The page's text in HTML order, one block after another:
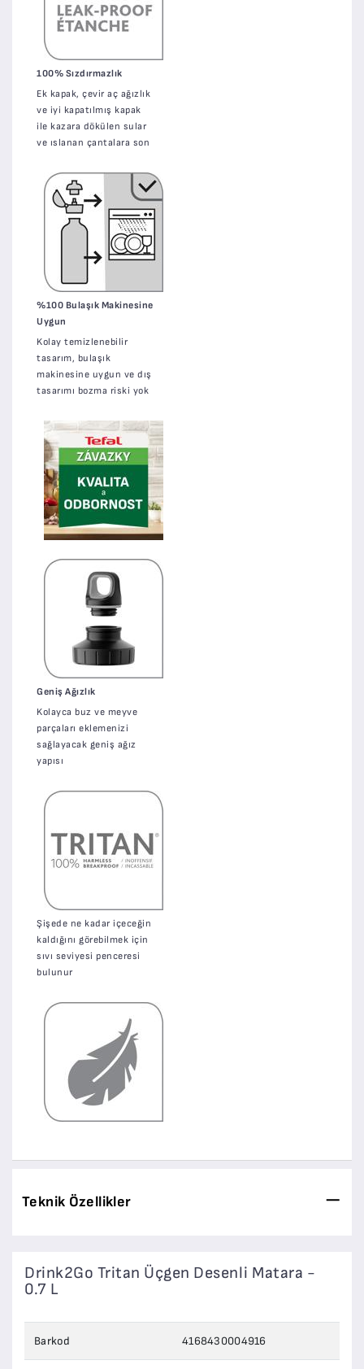
100% Sızdırmazlık
Ek kapak, çevir aç ağızlık
ve iyi kapatılmış kapak
ile kazara dökülen sular
ve ıslanan çantalara son
%100 Bulaşık Makinesine
Uygun
Kolay temizlenebilir
tasarım, bulaşık
makinesine uygun ve dış
tasarımı bozma riski yok
Geniş Ağızlık
Kolayca buz ve meyve
parçaları eklemenizi
sağlayacak geniş ağız
yapısı
Şişede ne kadar içeceğin
kaldığını görebilmek için
sıvı seviyesi penceresi
bulunur
Teknik Özellikler
Drink2Go Tritan Üçgen Desenli Matara -
0.7 L
Barkod 4168430004916